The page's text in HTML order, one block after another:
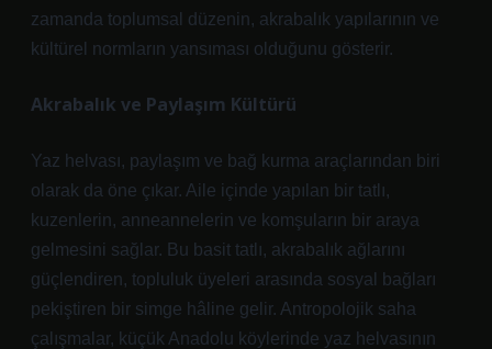
zamanda toplumsal düzenin, akrabalık yapılarının ve
kültürel normların yansıması olduğunu gösterir.
Akrabalık ve Paylaşım Kültürü
Yaz helvası, paylaşım ve bağ kurma araçlarından biri
olarak da öne çıkar. Aile içinde yapılan bir tatlı,
kuzenlerin, anneannelerin ve komşuların bir araya
gelmesini sağlar. Bu basit tatlı, akrabalık ağlarını
güçlendiren, topluluk üyeleri arasında sosyal bağları
pekiştiren bir simge hâline gelir. Antropolojik saha
çalışmalar, küçük Anadolu köylerinde yaz helvasının